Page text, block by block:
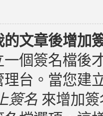
文章後增加
個簽名檔後
理台。當您建
簽名 來增加